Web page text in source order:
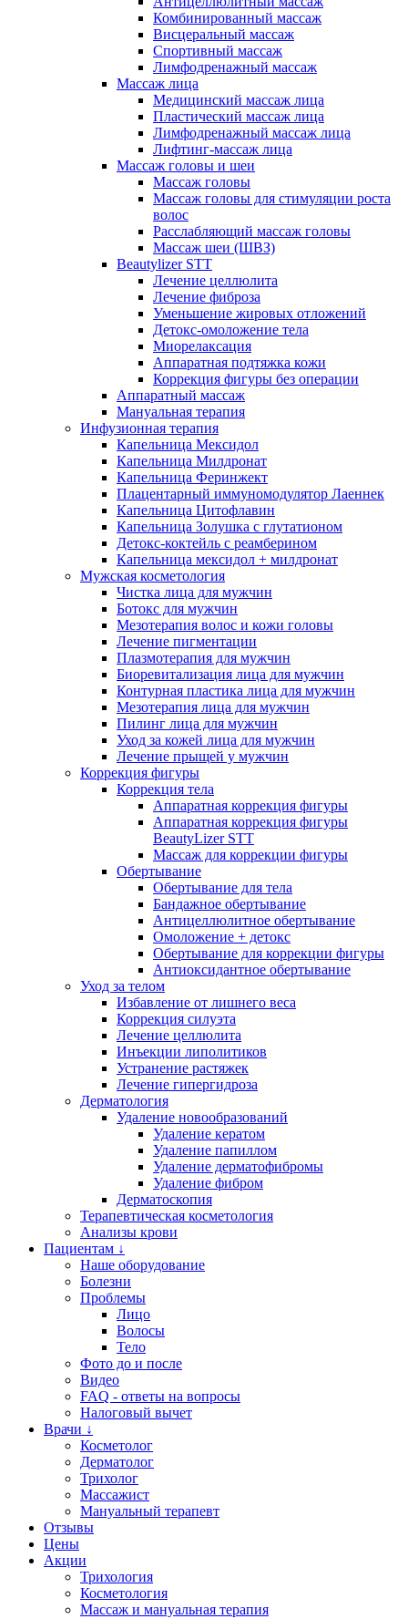
Комбинированный массаж
Висцеральный массаж
Спортивный массаж
Лимфодренажный массаж
Массаж лица
Медицинский массаж лица
Пластический массаж лица
Лимфодренажный массаж лица
Лифтинг-массаж лица
Массаж головы и шеи
Массаж головы
Массаж головы для стимуляции роста
волос
Расслабляющий массаж головы
Массаж шеи (ШВЗ)
Beautylizer STT
Лечение целлюлита
Лечение фиброза
Уменьшение жировых отложений
Детокс-омоложение тела
Миорелаксация
Аппаратная подтяжка кожи
Коррекция фигуры без операции
Аппаратный массаж
Мануальная терапия
Инфузионная терапия
Капельница Мексидол
Капельница Милдронат
Капельница Феринжект
Плацентарный иммуномодулятор Лаеннек
Капельница Цитофлавин
Капельница Золушка с глутатионом
Детокс-коктейль с реамберином
Капельница мексидол + милдронат
Мужская косметология
Чистка лица для мужчин
Ботокс для мужчин
Мезотерапия волос и кожи головы
Лечение пигментации
Плазмотерапия для мужчин
Биоревитализация лица для мужчин
Контурная пластика лица для мужчин
Мезотерапия лица для мужчин
Пилинг лица для мужчин
Уход за кожей лица для мужчин
Лечение прыщей у мужчин
Коррекция фигуры
Коррекция тела
Аппаратная коррекция фигуры
Аппаратная коррекция фигуры
BeautyLizer STT
Массаж для коррекции фигуры
Обертывание
Обертывание для тела
Бандажное обертывание
Антицеллюлитное обертывание
Омоложение + детокс
Обертывание для коррекции фигуры
Антиоксидантное обертывание
Уход за телом
Избавление от лишнего веса
Коррекция силуэта
Лечение целлюлита
Инъекции липолитиков
Устранение растяжек
Лечение гипергидроза
Дерматология
Удаление новообразований
Удаление кератом
Удаление папиллом
Удаление дерматофибромы
Удаление фибром
Дерматоскопия
Терапевтическая косметология
Анализы крови
Пациентам ↓
Наше оборудование
Болезни
Проблемы
Лицо
Волосы
Тело
Фото до и после
Видео
FAQ - ответы на вопросы
Налоговый вычет
Врачи ↓
Косметолог
Дерматолог
Трихолог
Массажист
Мануальный терапевт
Отзывы
Цены
Акции
Трихология
Косметология
Массаж и мануальная терапия